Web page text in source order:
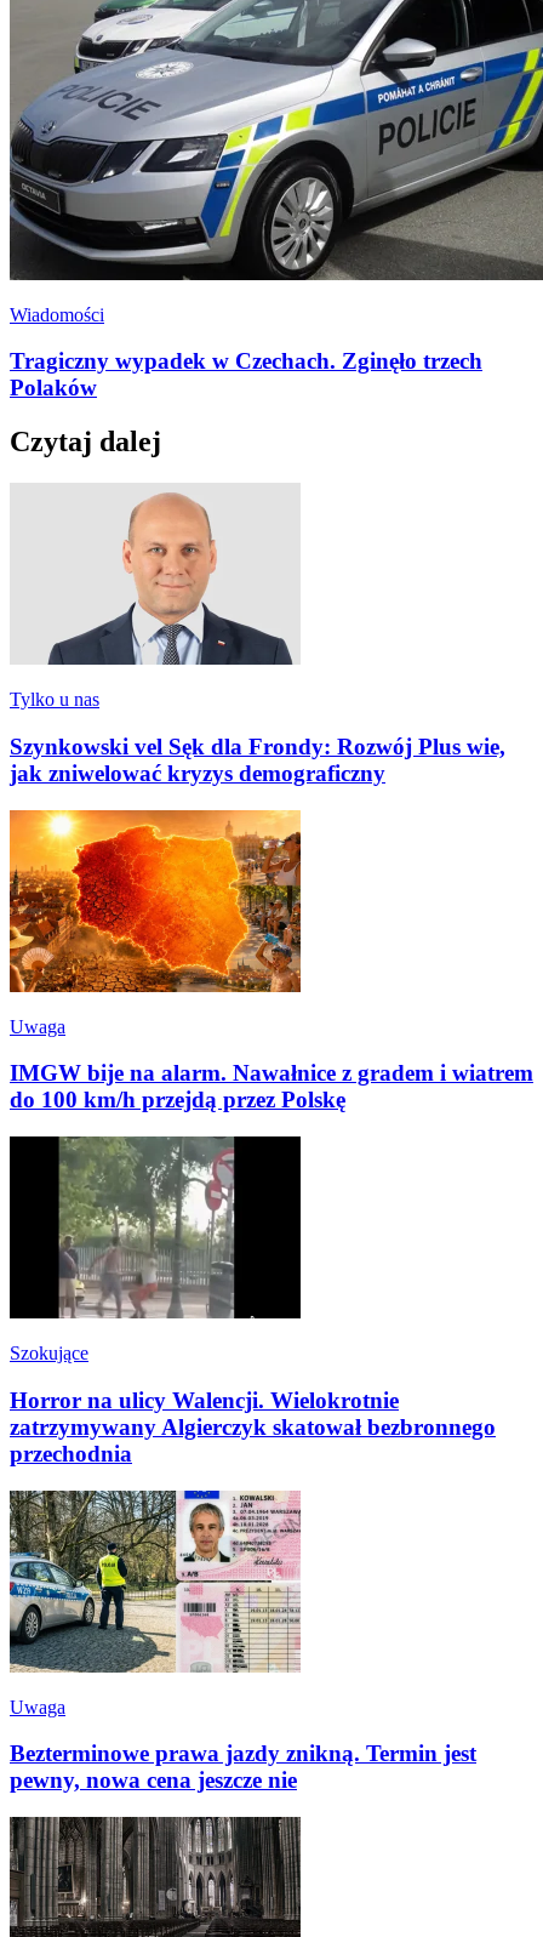
Wiadomości
Tragiczny wypadek w Czechach. Zginęło trzech
Polaków
Czytaj dalej
Tylko u nas
Szynkowski vel Sęk dla Frondy: Rozwój Plus wie,
jak zniwelować kryzys demograficzny
Uwaga
IMGW bije na alarm. Nawałnice z gradem i wiatrem
do 100 km/h przejdą przez Polskę
Szokujące
Horror na ulicy Walencji. Wielokrotnie
zatrzymywany Algierczyk skatował bezbronnego
przechodnia
Uwaga
Bezterminowe prawa jazdy znikną. Termin jest
pewny, nowa cena jeszcze nie